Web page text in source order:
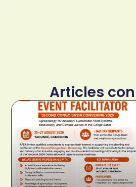
Articles